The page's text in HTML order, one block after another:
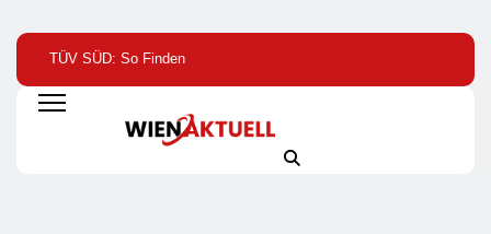
TÜV SÜD: So Finden
Verbraucher Das
Passende
Laserentfernungsmessgerät
Geberkonferenz: „Größte
Welt Weitet Sich Aus“
Batterietag: